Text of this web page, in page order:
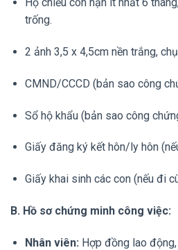
trống.
2 ảnh 3,5 x 4,5cm nền trắng,
CMND/CCCD (bản sao công
Sổ hộ khẩu (bản sao công
Giấy đăng ký kết hôn/ly hôn
Giấy khai sinh các con (nếu đi
B. Hồ sơ chứng minh công việc:
Nhân viên: Hợp đồng lao